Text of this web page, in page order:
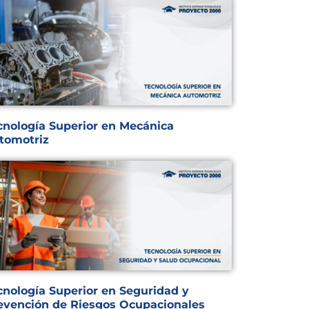
Superior en Mecánica
Superior en Seguridad y
de Riesgos Ocupacionales